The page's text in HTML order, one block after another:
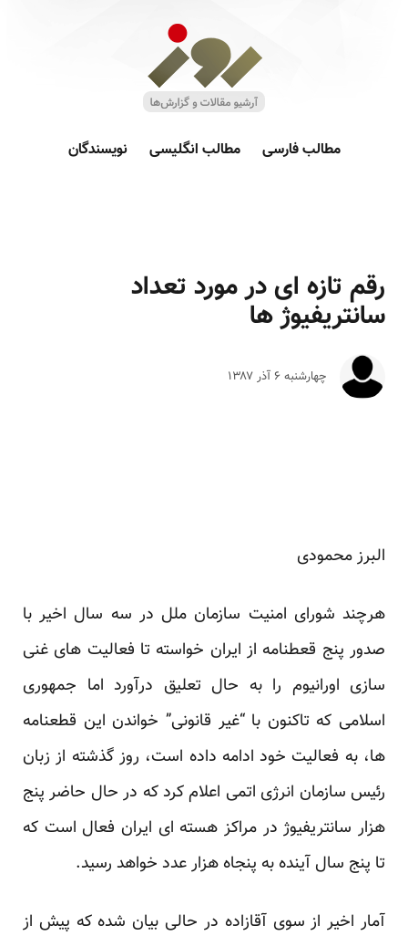
مطالب فارسی مطالب انگلیسی نویسندگان
رقم تازه ای در مورد تعداد
سانتریفیوژ ها
چهارشنبه ۶ آذر ۱۳۸۷
البرز محمودی
هرچند شورای امنیت سازمان ملل در سه سال اخیر با
صدور پنج قعطنامه از ایران خواسته تا فعالیت های غنی
سازی ‏اورانیوم را به حال تعلیق درآورد اما جمهوری
اسلامی که تاکنون با “غیر قانونی” خواندن این قطعنامه
ها، به فعالیت ‏خود ادامه داده است، روز گذشته از زبان
رئیس سازمان انرژی اتمی اعلام کرد که در حال حاضر پنج
هزار ‏سانتریفیوژ در مراکز هسته ای ایران فعال است که
تا پنج سال آینده به پنجاه هزار عدد خواهد رسید. ‏
آمار اخیر از سوی آقازاده در حالی بیان شده که پیش از